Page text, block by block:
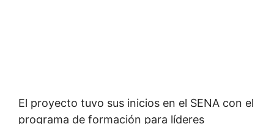
El proyecto tuvo sus inicios en el SENA con el
programa de formación para líderes